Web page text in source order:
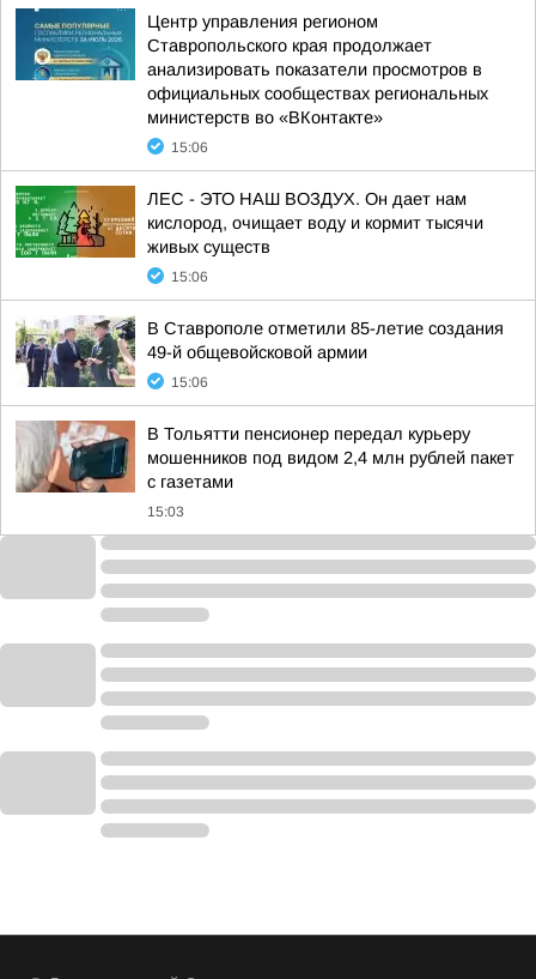
Центр управления регионом
Ставропольского края продолжает
анализировать показатели просмотров в
официальных сообществах региональных
министерств во «ВКонтакте»
15:06
ЛЕС - ЭТО НАШ ВОЗДУХ. Он дает нам
кислород, очищает воду и кормит тысячи
живых существ
15:06
В Ставрополе отметили 85-летие создания
49-й общевойсковой армии
15:06
В Тольятти пенсионер передал курьеру
мошенников под видом 2,4 млн рублей пакет
с газетами
15:03